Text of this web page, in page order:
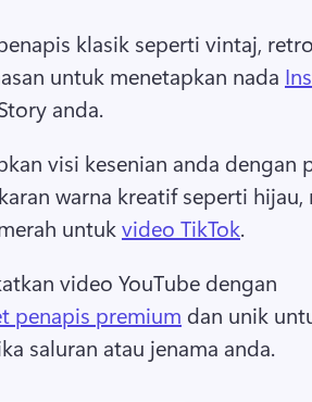
klasik seperti vintaj,
untuk menetapkan nada
anda.
visi kesenian anda dengan
warna kreatif seperti hijau,
untuk video TikTok.
video YouTube dengan
penapis premium dan unik
saluran atau jenama anda.